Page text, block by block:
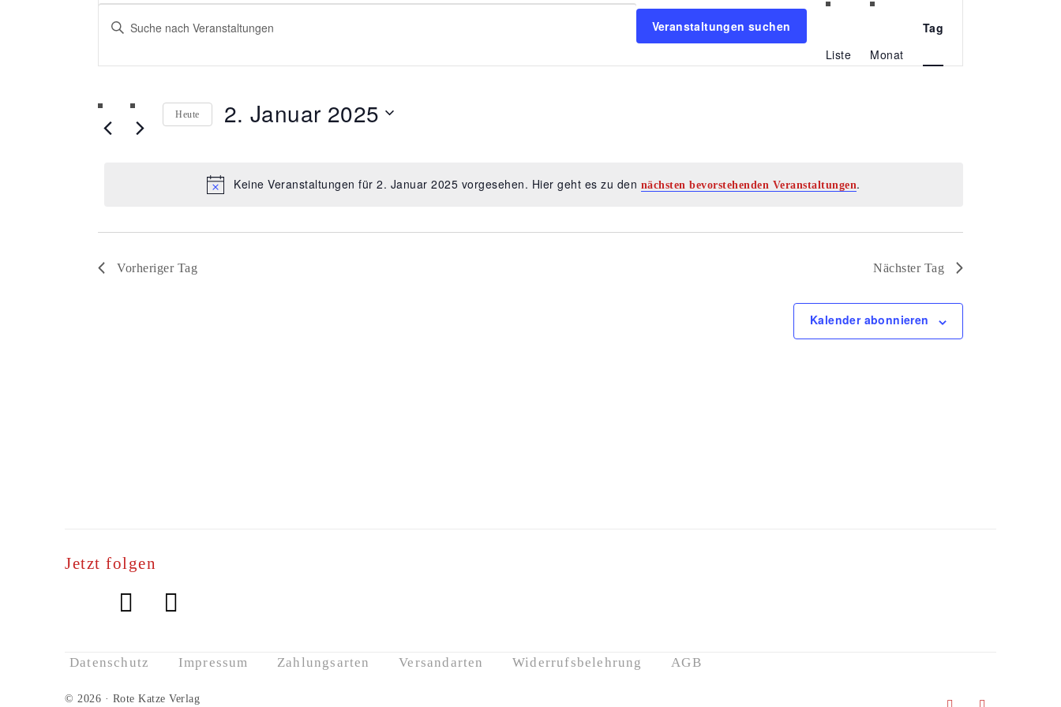
Veranstaltungen
Januar
Hinweis
Keine Veranstaltungen für 2. Januar 2025 vorgesehen. Hier geht es zu den nächsten bevorstehenden Veranstaltungen.
Veranstaltungen
Such-
Ansichtennavigation
Geben
Schlüsselwort.
Suche
Veranstaltungen suchen
Ansichten-
Navigation
Liste Monat
Tag
Heute 2. Januar 2025
Vorheriger Tag Nächster Tag
Kalender abonnieren
Jetzt folgen
Datenschutz Impressum Zahlungsarten Versandarten Widerrufsbelehrung AGB
© 2026 · Rote Katze Verlag